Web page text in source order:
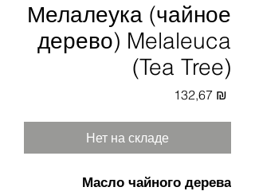
Мелалеука (чайное
дерево) Melaleuca
(Tea Tree)
132,67 ₪
Нет на складе
Масло чайного дерева